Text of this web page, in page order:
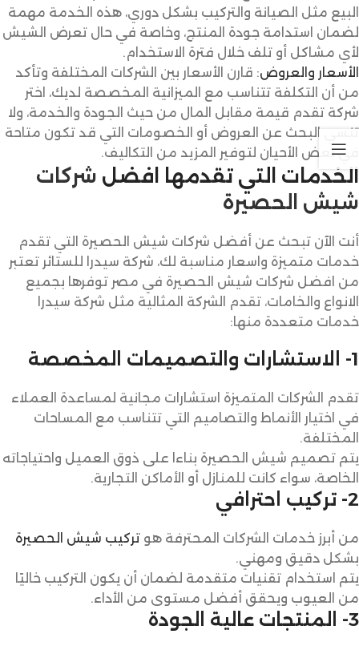
البيع مثل الصيانة والتركيب بشكل دوري، هذه الخدمة مهمة
لضمان استدامة جودة المنتج، وخاصة في حال تعرض الشيش
لأي مشاكل أو تلف خلال فترة الاستخدام.
الأسعار والعروض: قارن الأسعار بين الشركات المختلفة وتأكد
من أن التكلفة تتناسب مع الميزانية المخصصة لديك، اختر
شركة تقدم قيمة مقابل المال من حيث الجودة والخدمة، ولا
تنسي البحث عن العروض أو الخصومات التي قد تكون متاحة
في بعض الأحيان لتوفير المزيد من التكاليف.
الخدمات التي تقدمها افضل شركات
شيش الحصيرة
أنت الآن تبحث عن أفضل شركات شيش الحصيرة التي تقدم
خدمات متميزة واسعار مناسبة لك، شركة سيدرا للستائر تعتبر
من افضل شركات شيش الحصيرة في مصر توفرها بجميع
الانواع والخامات، تقدم الشركة المثالية مثل شركة سيدرا
خدمات متعددة منها:
1- الاستشارات والتصميمات المخصصة
تقدم الشركات المتميزة استشارات مجانية لمساعدة العملاء
في اختيار الأنماط والتصاميم التي تتناسب مع المساحات
المختلفة.
يتم تصميم شيش الحصيرة بناءا على ذوق العميل واحتياجاته
الخاصة، سواء كانت للمنازل أو الأماكن التجارية.
2- تركيب احترافي
من أبرز خدمات الشركات المحترفة هو تركيب شيش الحصيرة
بشكل دقيق ومهني.
يتم استخدام تقنيات متقدمة لضمان أن يكون التركيب خاليًا
من العيوب ويحقق أفضل مستوى من الأداء.
3- المنتجات عالية الجودة